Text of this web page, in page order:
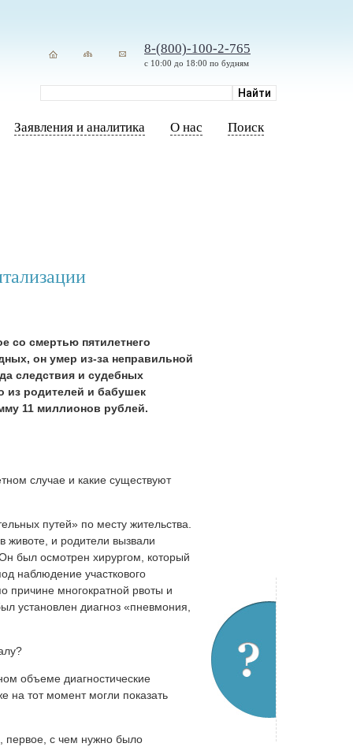
8-(800)-100-2-765
с 10:00 до 18:00 по будням
Заявления и аналитика О нас Поиск
со смертью пятилетнего
он умер из-за неправильной
следствия и судебных
из родителей и бабушек
11 миллионов рублей.
случае и какие существуют
путей» по месту жительства.
животе, и родители вызвали
был осмотрен хирургом, который
наблюдение участкового
причине многократной рвоты и
установлен диагноз «пневмония,
объеме диагностические
на тот момент могли показать
первое, с чем нужно было